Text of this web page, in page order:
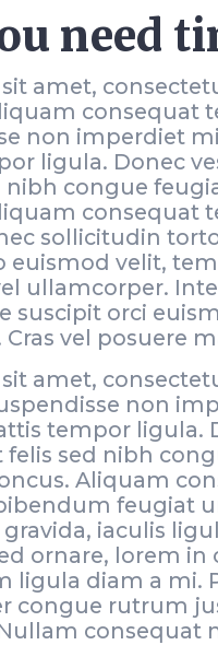
need
amet,
consequat
non imperdiet
ligula. Donec
congue
consequat
sollicitudin
euismod velit,
ullamcorper.
suscipit orci
Cras vel posuere
amet,
non
tempor ligula.
sed nibh
Aliquam
feugiat
iaculis
ornare, lorem
ligula diam a mi.
congue rutrum
consequat